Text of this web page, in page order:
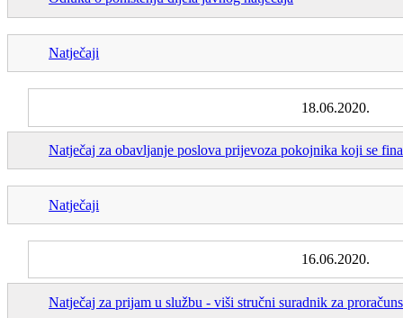
Natječaji
18.06.2020.
Natječaj za obavljanje poslova prijevoza pokojnika koji se
Natječaji
16.06.2020.
Natječaj za prijam u službu - viši stručni suradnik za